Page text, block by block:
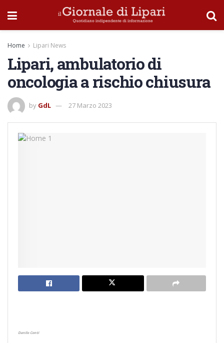
Home Lipari News
Lipari, ambulatorio di
oncologia a rischio chiusura
by GdL 27 Marzo 2023
Danilo Conti